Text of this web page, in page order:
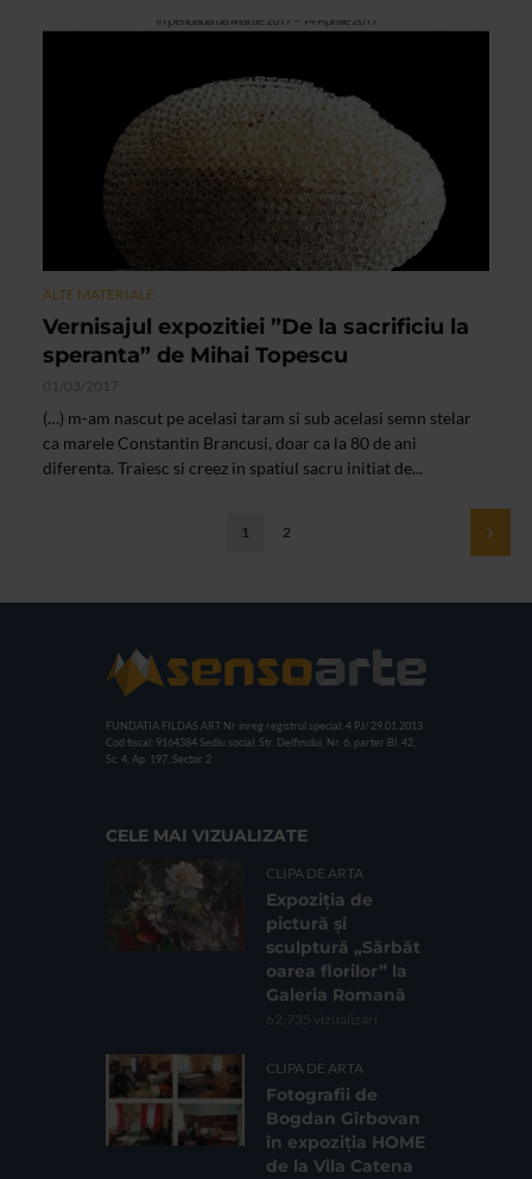
ALTE MATERIALE
Vernisajul expozitiei ”De la sacrificiu la
speranta” de Mihai Topescu
01/03/2017
(…) m-am nascut pe acelasi taram si sub acelasi semn stelar
ca marele Constantin Brancusi, doar ca la 80 de ani
diferenta. Traiesc si creez in spatiul sacru initiat de...
1 2
FUNDATIA FILDAS ART Nr inreg registrul special: 4 PJ/ 29.01.2013
Cod fiscal: 9164384 Sediu social: Str. Delfinului, Nr. 6, parter Bl. 42,
Sc. 4, Ap. 197, Sector 2
CELE MAI VIZUALIZATE
CLIPA DE ARTA
Expoziția de
pictură și
sculptură „Sărbăt
oarea florilor” la
Galeria Romană
62.735 vizualizari
CLIPA DE ARTA
Fotografii de
Bogdan Gîrbovan
în expoziția HOME
de la Vila Catena